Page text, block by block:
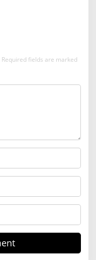
Required fields are marked